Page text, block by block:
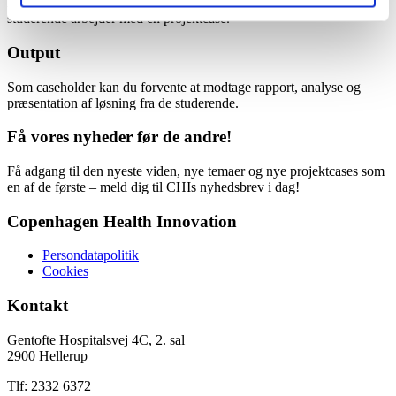
studerende arbejder med en projektcase.
Output
Som caseholder kan du forvente at modtage rapport, analyse og
præsentation af løsning fra de studerende.
Få vores nyheder før de andre!
Få adgang til den nyeste viden, nye temaer og nye projektcases som
en af de første – meld dig til CHIs nyhedsbrev i dag!
Copenhagen Health Innovation
Persondatapolitik
Cookies
Kontakt
Gentofte Hospitalsvej 4C, 2. sal
2900 Hellerup
Tlf: 2332 6372